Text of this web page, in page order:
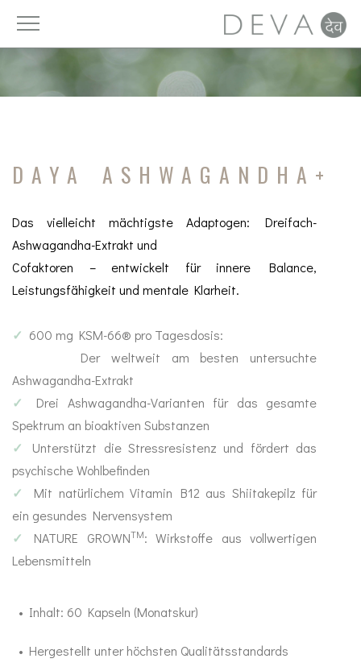
DAYA ASHWAGANDHA+
Das vielleicht mächtigste Adaptogen: Dreifach-
Ashwagandha-Extrakt und
Cofaktoren – entwickelt für innere Balance,
Leistungsfähigkeit und mentale Klarheit.
✓ 600 mg KSM-66® pro Tagesdosis:
Der weltweit am besten untersuchte
Ashwagandha-Extrakt
✓
Drei Ashwagandha-Varianten für das gesamte
Spektrum an bioaktiven Substanzen
✓
Unterstützt die Stressresistenz und fördert das
psychische Wohlbefinden
✓
Mit natürlichem Vitamin B12 aus Shiitakepilz für
ein gesundes Nervensystem
✓
NATURE GROWNTM: Wirkstoffe aus vollwertigen
Lebensmitteln
• Inhalt: 60 Kapseln (Monatskur)
• Hergestellt unter höchsten Qualitätsstandards
DAYAhealth
Spurenelemente
Nahrungsergänzung
Fettsäuren
Abwehr stärken
Anti Stress
Mood Balance
Ayurveda
MA-Produkte
Luft
Ernährung
Trinken
Zeit
Sinn